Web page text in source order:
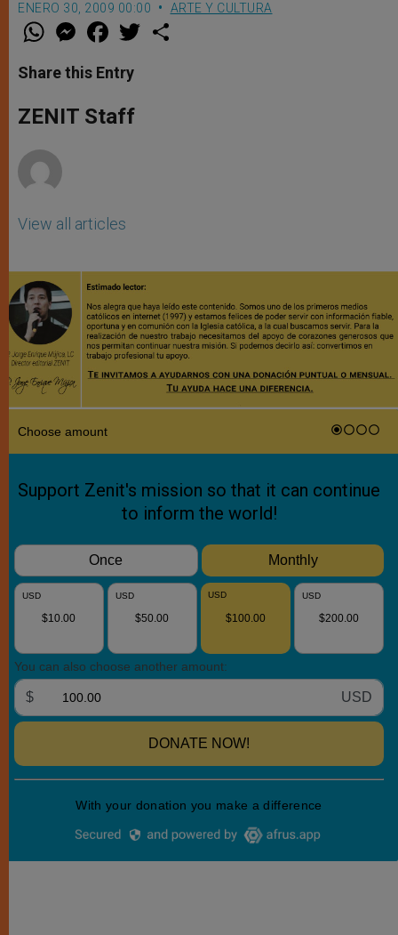
ENERO 30, 2009 00:00 ARTE Y CULTURA
W
t
s
p
p
M
e
s
e
g
e
F
a
e
b
o
k
w
Share this Entry
ZENIT Staff
View all articles